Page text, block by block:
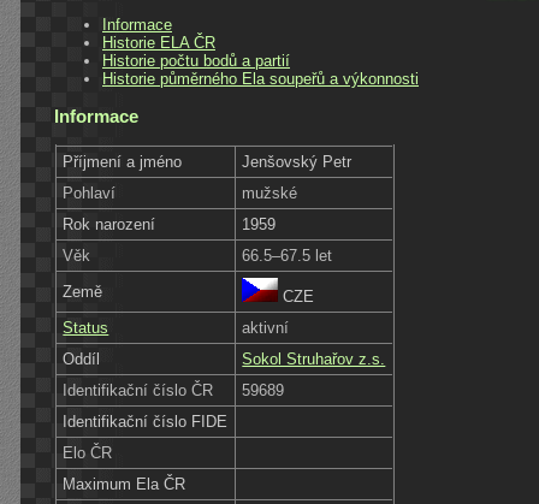
Informace
Historie ELA ČR
Historie počtu bodů a partií
Historie půměrného Ela soupeřů a výkonnosti
Informace
Příjmení a jméno
Jenšovský Petr
Pohlaví
mužské
Rok narození
1959
Věk
66.5–67.5 let
Země
CZE
Status
aktivní
Oddíl
Sokol Struhařov z.s.
Identifikační číslo ČR
59689
Identifikační číslo FIDE
Elo ČR
Maximum Ela ČR